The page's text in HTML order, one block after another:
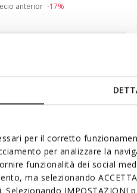
per il corretto
per analizzare la
funzionalità dei social
ma selezionando
Selezionando
anterior -17%